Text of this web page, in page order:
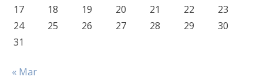
17
18 19 20 21 22
23
24
25 26 27 28 29
30
31
« Mar